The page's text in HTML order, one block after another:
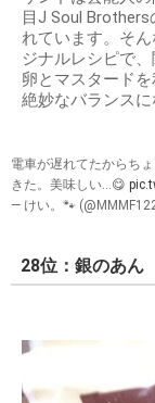
目J Soul
れています。そ
ジナルレシピで
卵とマスタード
絶妙なバランスに
電車が遅れてたからち
きた。美味しい...😋
— けい。🐾
28位：銀のあ